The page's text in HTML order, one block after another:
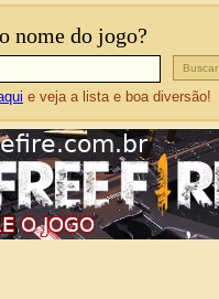
nome do jogo?
e veja a lista e boa diversão!